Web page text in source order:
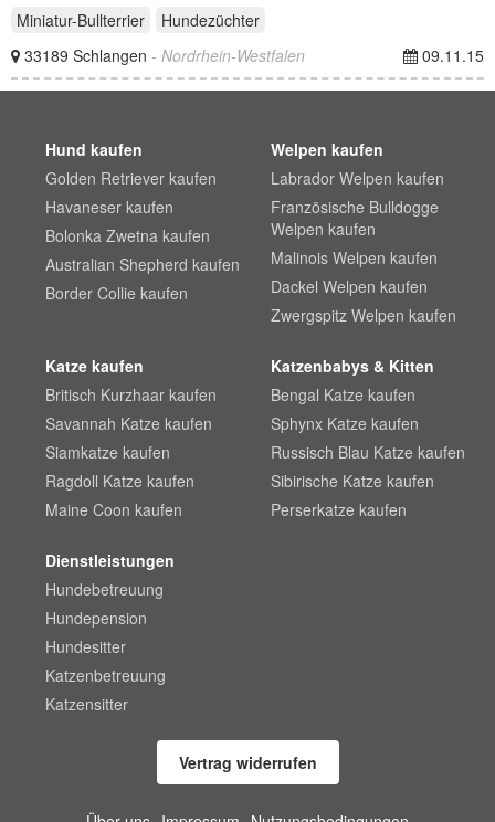
Miniatur-Bullterrier
Hundezüchter
33189 Schlangen - Nordrhein-Westfalen 09.11.15
Hund kaufen
Golden Retriever kaufen
Havaneser kaufen
Bolonka Zwetna kaufen
Australian Shepherd kaufen
Border Collie kaufen
Welpen kaufen
Labrador Welpen kaufen
Französische Bulldogge
Welpen kaufen
Malinois Welpen kaufen
Dackel Welpen kaufen
Zwergspitz Welpen kaufen
Katze kaufen
Britisch Kurzhaar kaufen
Savannah Katze kaufen
Siamkatze kaufen
Ragdoll Katze kaufen
Maine Coon kaufen
Katzenbabys & Kitten
Bengal Katze kaufen
Sphynx Katze kaufen
Russisch Blau Katze kaufen
Sibirische Katze kaufen
Perserkatze kaufen
Dienstleistungen
Hundebetreuung
Hundepension
Hundesitter
Katzenbetreuung
Katzensitter
Vertrag widerrufen